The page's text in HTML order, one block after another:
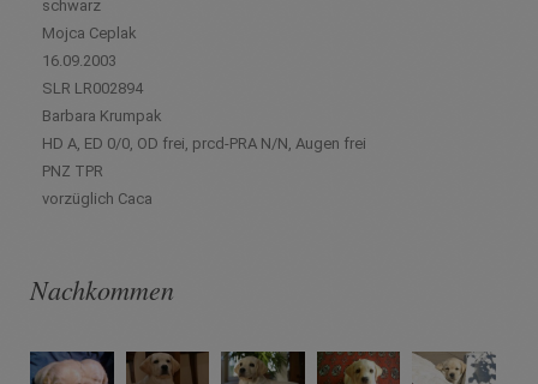
schwarz
Mojca Ceplak
16.09.2003
SLR LR002894
Barbara Krumpak
HD A, ED 0/0, OD frei, prcd-PRA N/N, Augen frei
PNZ TPR
vorzüglich Caca
Nachkommen